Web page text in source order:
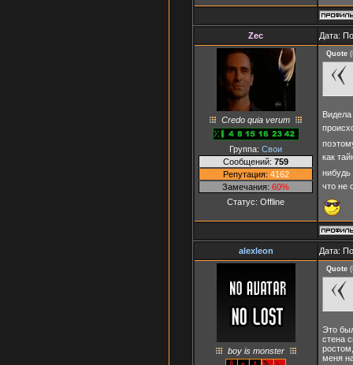
Zec Дата:
Credo quia verum
Группа: Свои
Сообщений: 759
Репутация: 4162
Замечания: 60%
Статус: Offline
Quote (
как
нибудь
что не
alexleon Дата:
boy is monster
Quote (
Это
стена
меня